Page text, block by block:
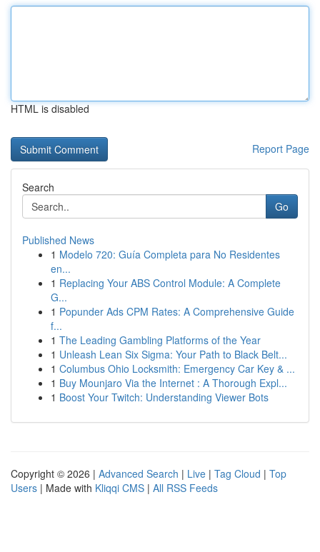
HTML is disabled
Report Page
Search
Go
Published News
1 Modelo 720: Guía Completa para No Residentes
en...
1 Replacing Your ABS Control Module: A Complete
G...
1 Popunder Ads CPM Rates: A Comprehensive Guide
f...
1 The Leading Gambling Platforms of the Year
1 Unleash Lean Six Sigma: Your Path to Black Belt...
1 Columbus Ohio Locksmith: Emergency Car Key & ...
1 Buy Mounjaro Via the Internet : A Thorough Expl...
1 Boost Your Twitch: Understanding Viewer Bots
Copyright © 2026 | Advanced Search | Live | Tag Cloud | Top
Users | Made with Kliqqi CMS | All RSS Feeds